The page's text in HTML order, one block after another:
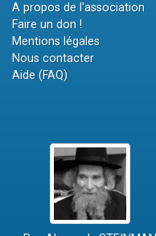
A propos de l'association
Faire un don !
Mentions légales
Nous contacter
Aide (FAQ)